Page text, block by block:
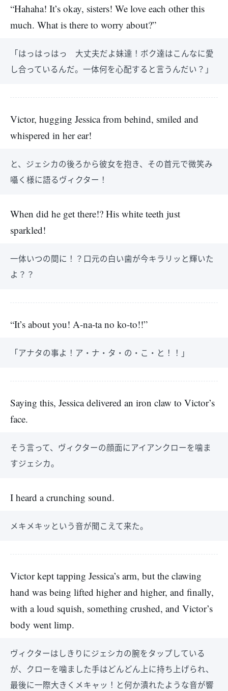
“Hahaha! It’s okay, sisters! We love each other this
much. What is there to worry about?”
「はっはっはっ 大丈夫だよ妹達！ボク達はこんなに愛
し合っているんだ。一体何を心配すると言うんだい？」
Victor, hugging Jessica from behind, smiled and
whispered in her ear!
と、ジェシカの後ろから彼女を抱き、その首元で微笑み
囁く様に語るヴィクター！
When did he get there!? His white teeth just
sparkled!
一体いつの間に！？口元の白い歯が今キラリッと輝いた
よ？？
“It’s about you! A-na-ta no ko-to!!”
「アナタの事よ！ア・ナ・タ・の・こ・と！！」
Saying this, Jessica delivered an iron claw to Victor’s
face.
そう言って、ヴィクターの顔面にアイアンクローを噛ま
すジェシカ。
I heard a crunching sound.
メキメキッという音が聞こえて来た。
Victor kept tapping Jessica’s arm, but the clawing
hand was being lifted higher and higher, and finally,
with a loud squish, something crushed, and Victor’s
body went limp.
ヴィクターはしきりにジェシカの腕をタップしている
が、クローを噛ました手はどんどん上に持ち上げられ、
最後に一際大きくメキャッ！と何か潰れたような音が響